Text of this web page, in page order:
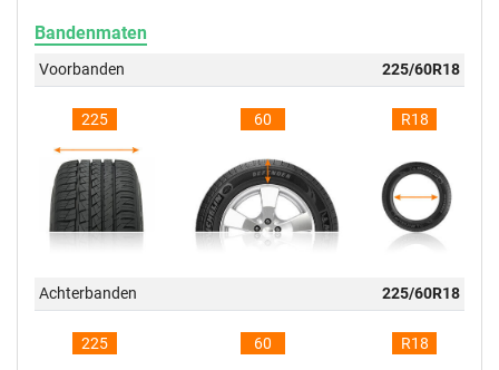
Bandenmaten
Voorbanden 225/60R18
225 60 R18
Achterbanden 225/60R18
225 60 R18